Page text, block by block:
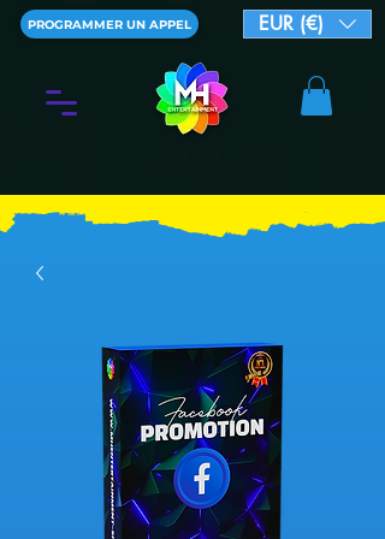
PROGRAMMER UN APPEL EUR (€)